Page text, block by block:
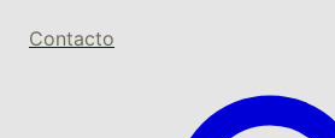
Contacto